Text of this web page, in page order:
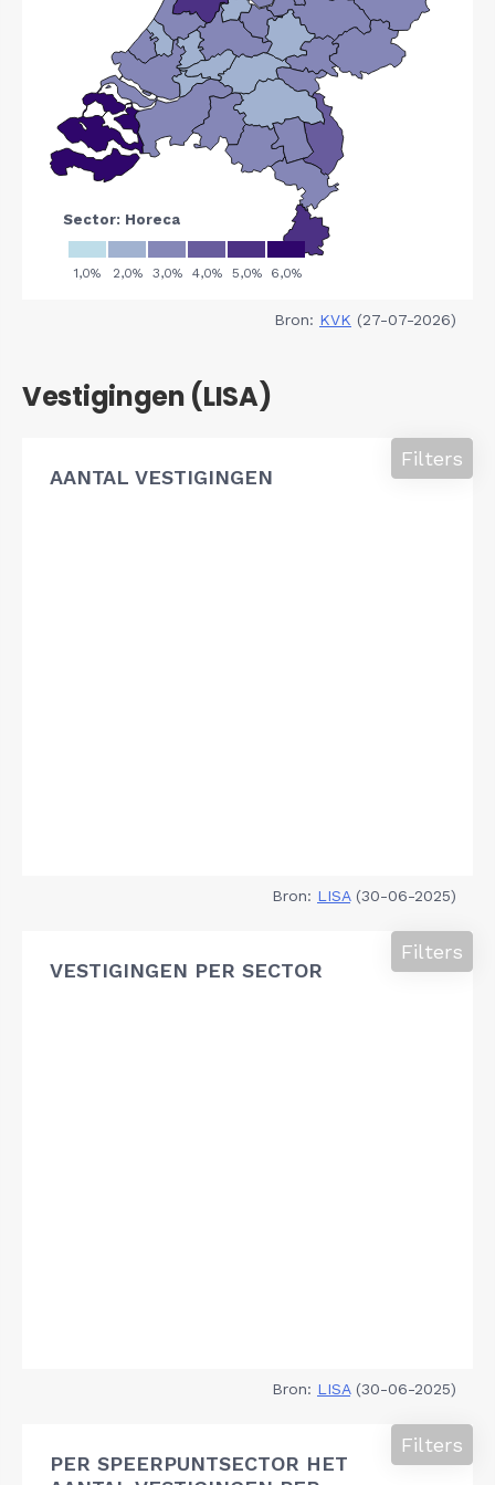
Bron: KVK (27-07-2026)
Vestigingen (LISA)
AANTAL VESTIGINGEN
Filters
Bron: LISA(30-06-2025)
VESTIGINGEN PER SECTOR
Filters
Bron: LISA(30-06-2025)
PER SPEERPUNTSECTOR HET
Filters